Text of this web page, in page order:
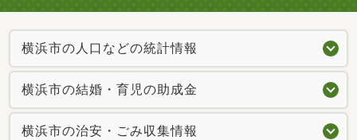
横浜市の人口などの統計情報
横浜市の結婚・育児の助成金
横浜市の治安・ごみ収集情報